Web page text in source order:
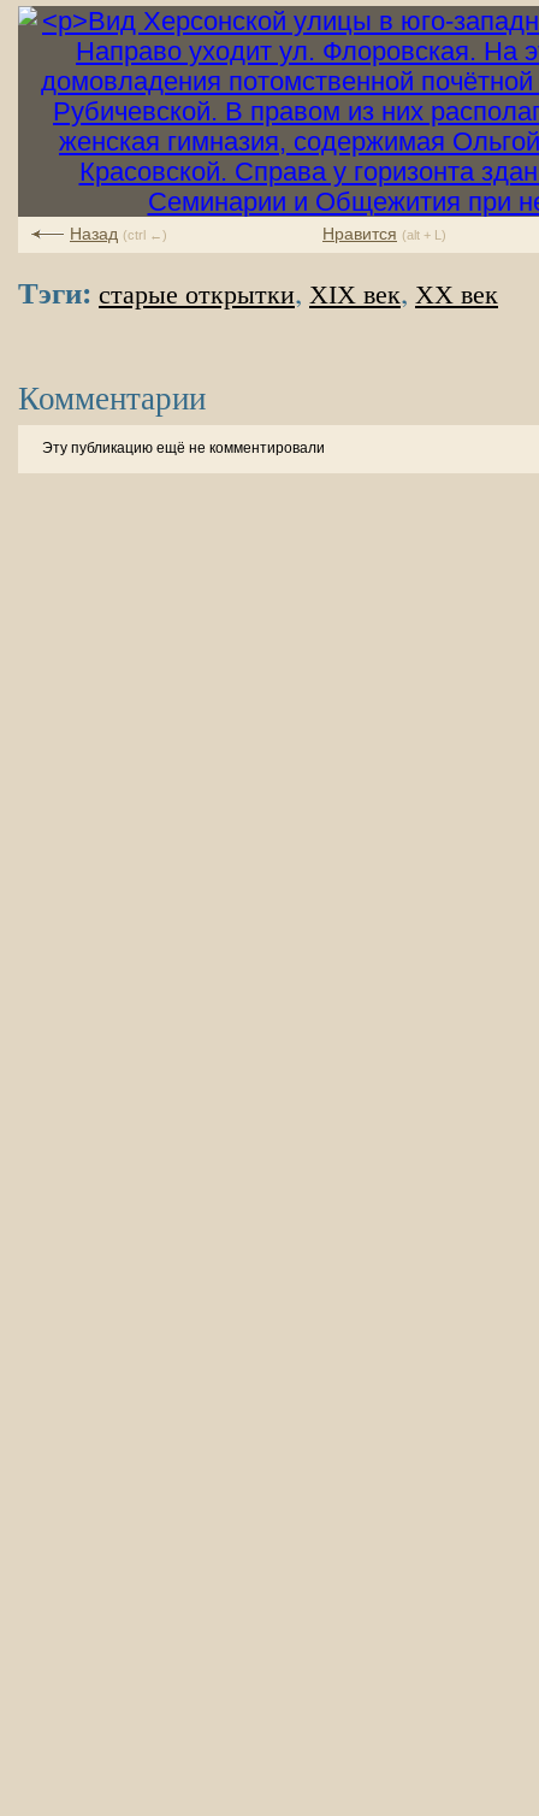
Нравится (alt + L)
Назад (ctrl ←)
Тэги: старые открытки, XIX век, XX век
Комментарии
Эту публикацию ещё не комментировали